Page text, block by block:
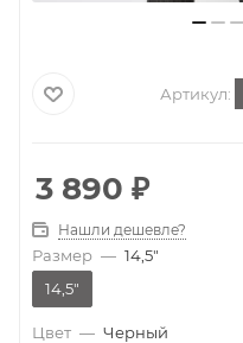
Артикул:
3 890 ₽
Нашли дешевле?
Размер — 14,5"
14,5"
Цвет — Черный